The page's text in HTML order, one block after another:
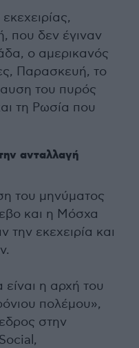
που δεν έγιναν
ο αμερικανός
Παρασκευή, το
του πυρός
τη Ρωσία που
ανταλλαγή
του μηνύματος
και η Μόσχα
την εκεχειρία και
η αρχή του
πολέμου»,
στην